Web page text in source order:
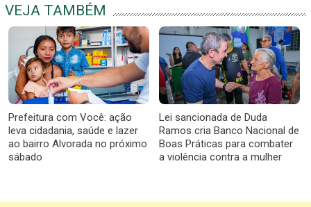
VEJA TAMBÉM
Prefeitura com Você: ação
leva cidadania, saúde e lazer
ao bairro Alvorada no próximo
sábado
Lei sancionada de Duda
Ramos cria Banco Nacional de
Boas Práticas para combater
a violência contra a mulher